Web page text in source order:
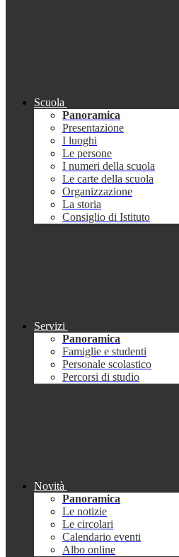
Scuola
Panoramica
Presentazione
I luoghi
Le persone
I numeri della scuola
Le carte della scuola
Organizzazione
La storia
Consiglio di Istituto
Servizi
Panoramica
Famiglie e studenti
Personale scolastico
Percorsi di studio
Novità
Panoramica
Le notizie
Le circolari
Calendario eventi
Albo online